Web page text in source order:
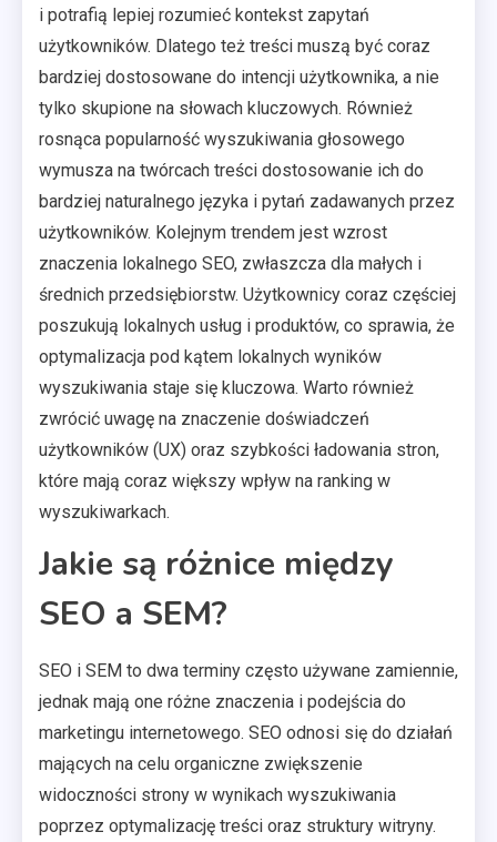
i potrafią lepiej rozumieć kontekst zapytań
użytkowników. Dlatego też treści muszą być coraz
bardziej dostosowane do intencji użytkownika, a nie
tylko skupione na słowach kluczowych. Również
rosnąca popularność wyszukiwania głosowego
wymusza na twórcach treści dostosowanie ich do
bardziej naturalnego języka i pytań zadawanych przez
użytkowników. Kolejnym trendem jest wzrost
znaczenia lokalnego SEO, zwłaszcza dla małych i
średnich przedsiębiorstw. Użytkownicy coraz częściej
poszukują lokalnych usług i produktów, co sprawia, że
optymalizacja pod kątem lokalnych wyników
wyszukiwania staje się kluczowa. Warto również
zwrócić uwagę na znaczenie doświadczeń
użytkowników (UX) oraz szybkości ładowania stron,
które mają coraz większy wpływ na ranking w
wyszukiwarkach.
Jakie są różnice między
SEO a SEM?
SEO i SEM to dwa terminy często używane zamiennie,
jednak mają one różne znaczenia i podejścia do
marketingu internetowego. SEO odnosi się do działań
mających na celu organiczne zwiększenie
widoczności strony w wynikach wyszukiwania
poprzez optymalizację treści oraz struktury witryny.